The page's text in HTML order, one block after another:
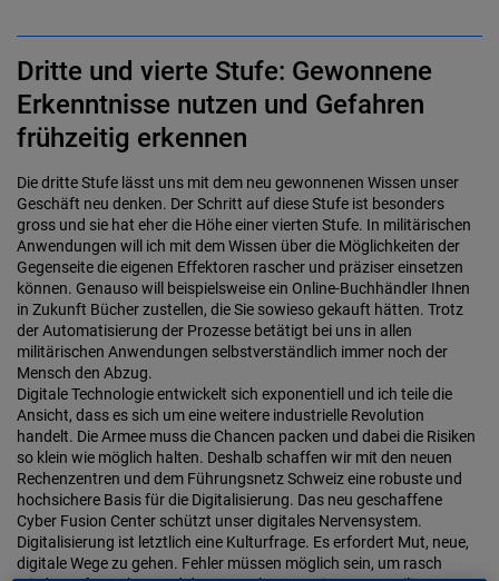
Dritte und vierte Stufe: Gewonnene
Erkenntnisse nutzen und Gefahren
frühzeitig erkennen
Die dritte Stufe lässt uns mit dem neu gewonnenen Wissen unser
Geschäft neu denken. Der Schritt auf diese Stufe ist besonders
gross und sie hat eher die Höhe einer vierten Stufe. In militärischen
Anwendungen will ich mit dem Wissen über die Möglichkeiten der
Gegenseite die eigenen Effektoren rascher und präziser einsetzen
können. Genauso will beispielsweise ein Online-Buchhändler Ihnen
in Zukunft Bücher zustellen, die Sie sowieso gekauft hätten. Trotz
der Automatisierung der Prozesse betätigt bei uns in allen
militärischen Anwendungen selbstverständlich immer noch der
Mensch den Abzug.
Digitale Technologie entwickelt sich exponentiell und ich teile die
Ansicht, dass es sich um eine weitere industrielle Revolution
handelt. Die Armee muss die Chancen packen und dabei die Risiken
so klein wie möglich halten. Deshalb schaffen wir mit den neuen
Rechenzentren und dem Führungsnetz Schweiz eine robuste und
hochsichere Basis für die Digitalisierung. Das neu geschaffene
Cyber Fusion Center schützt unser digitales Nervensystem.
Digitalisierung ist letztlich eine Kulturfrage. Es erfordert Mut, neue,
digitale Wege zu gehen. Fehler müssen möglich sein, um rasch